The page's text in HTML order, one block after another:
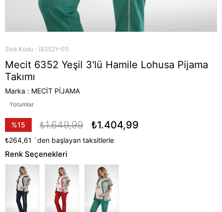
Stok Kodu (6352Y-01)
Mecit 6352 Yeşil 3'lü Hamile Lohusa Pijama
Takımı
Marka : MECİT PİJAMA
Yorumlar
%15
İndirim
₺1.649,99 ₺1.404,99
₺264,61 `den başlayan taksitlerle
Renk Seçenekleri